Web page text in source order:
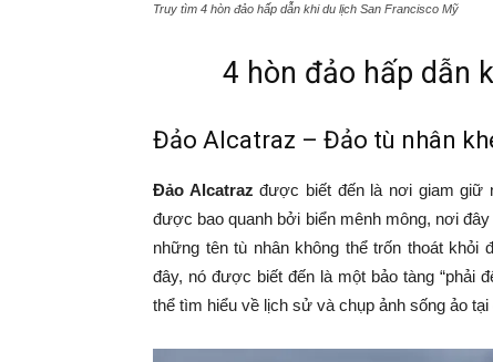
Truy tìm 4 hòn đảo hấp dẫn khi du lịch San Francisco Mỹ
4 hòn đảo hấp dẫn
Đảo Alcatraz – Đảo tù nhân
Đảo Alcatraz được biết đến là nơi giam giữ
được bao quanh bởi biển mênh mông, nơi
những tên tù nhân không thể trốn thoát
đây, nó được biết đến là một bảo tàng “phải
thể tìm hiểu về lịch sử và chụp ảnh sống ảo tại